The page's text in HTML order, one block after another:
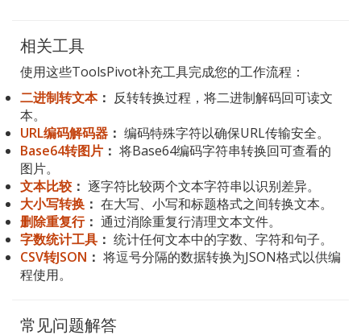
相关工具
使用这些ToolsPivot补充工具完成您的工作流程：
二进制转文本： 反转转换过程，将二进制解码回可读文
本。
URL编码解码器 ： 编码特殊字符以确保URL传输安全。
Base64转图片 ： 将Base64编码字符串转换回可查看的
图片。
文本比较 ： 逐字符比较两个文本字符串以识别差异。
大小写转换 ： 在大写、小写和标题格式之间转换文本。
删除重复行： 通过消除重复行清理文本文件。
字数统计工具 ： 统计任何文本中的字数、字符和句子。
CSV转JSON ： 将逗号分隔的数据转换为JSON格式以供编
程使用。
常见问题解答